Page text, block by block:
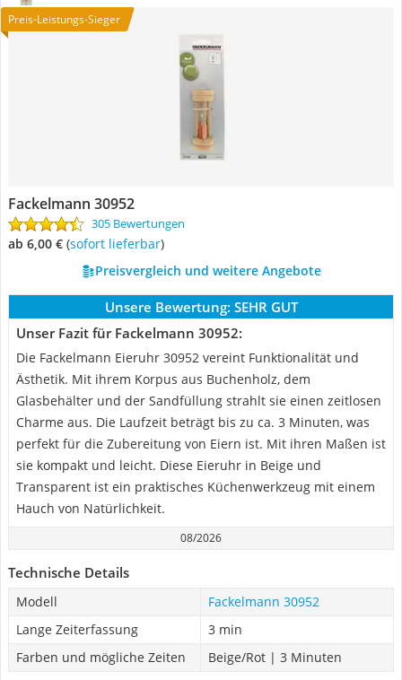
Preis-Leistungs-Sieger
Fackelmann 30952
305 Bewertungen
ab 6,00 € ( Sofort lieferbar)
Preisvergleich und weitere Angebote
Unsere Bewertung: SEHR GUT
Unser Fazit für Fackelmann 30952:
Die Fackelmann Eieruhr 30952 vereint Funktionalität und
Ästhetik. Mit ihrem Korpus aus Buchenholz, dem
Glasbehälter und der Sandfüllung strahlt sie einen zeitlosen
Charme aus. Die Laufzeit beträgt bis zu ca. 3 Minuten, was
perfekt für die Zubereitung von Eiern ist. Mit ihren Maßen ist
sie kompakt und leicht. Diese Eieruhr in Beige und
Transparent ist ein praktisches Küchenwerkzeug mit einem
Hauch von Natürlichkeit.
08/2026
Technische Details
Modell
Fackelmann 30952
Lange Zeiterfassung
3 min
Farben und mögliche Zeiten
Beige/Rot | 3 Minuten